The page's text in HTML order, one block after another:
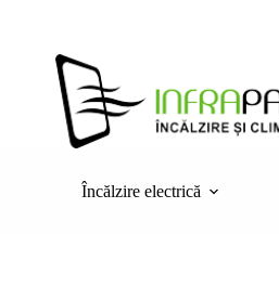
Încălzire electrică